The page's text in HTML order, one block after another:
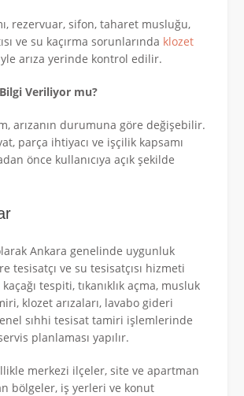
rezervuar, sifon, taharet musluğu,
ve su kaçırma sorunlarında klozet
arıza yerinde kontrol edilir.
Veriliyor mu?
arızanın durumuna göre değişebilir.
parça ihtiyacı ve işçilik kapsamı
önce kullanıcıya açık şekilde
Ankara genelinde uygunluk
tesisatçı ve su tesisatçısı hizmeti
tespiti, tıkanıklık açma, musluk
klozet arızaları, lavabo gideri
sıhhi tesisat tamiri işlemlerinde
planlaması yapılır.
merkezi ilçeler, site ve apartman
bölgeler, iş yerleri ve konut